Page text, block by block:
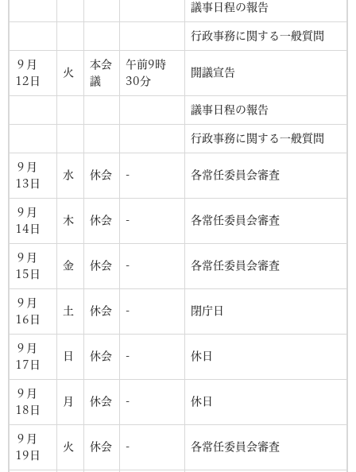
議事日程の報告
行政事務に関する一般質問
９月
12日
火
本会
議
午前9時
30分
開議宣告
議事日程の報告
行政事務に関する一般質問
９月
13日
水 休会 - 各常任委員会審査
９月
14日
木 休会 - 各常任委員会審査
９月
15日
金 休会 - 各常任委員会審査
９月
16日
土 休会 - 閉庁日
９月
17日
日 休会 - 休日
９月
18日
月 休会 - 休日
９月
19日
火 休会 - 各常任委員会審査